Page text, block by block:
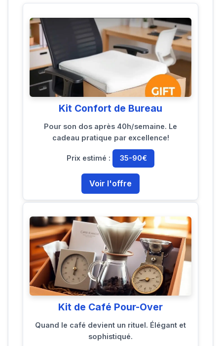
Kit Confort de Bureau
Pour son dos après 40h/semaine. Le
cadeau pratique par excellence!
Prix estimé : 35-90€
Voir l'offre
Kit de Café Pour-Over
Quand le café devient un rituel. Élégant et
sophistiqué.